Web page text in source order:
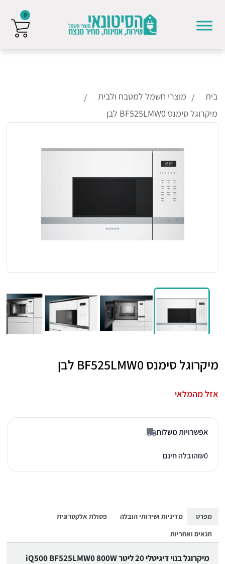
בית
מוצרי חשמל למטבח ולבית
מיקרוגל סימנס BF525LMW0 לבן
מיקרוגל סימנס BF525LMW0 לבן
אזל מהמלאי
אפשרויות משלוח
₪0 הובלה חינם
מפרט מדיניות ושירותי הובלה
פסולת אלקטרונית
תנאים ואחריות
מיקרוגל בנוי דיגיטלי 20 ליטר iQ500 BF525LMW0 800W
0